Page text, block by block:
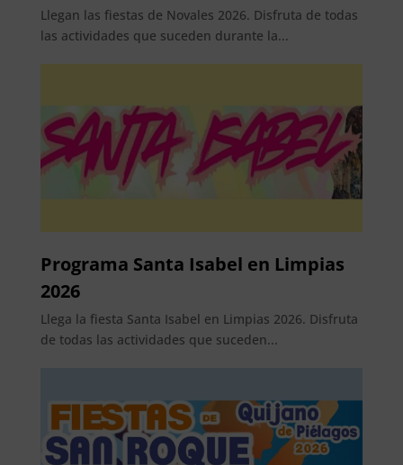
Llegan las fiestas de Novales 2026. Disfruta de todas
las actividades que suceden durante la...
Programa Santa Isabel en Limpias
2026
Llega la fiesta Santa Isabel en Limpias 2026. Disfruta
de todas las actividades que suceden...